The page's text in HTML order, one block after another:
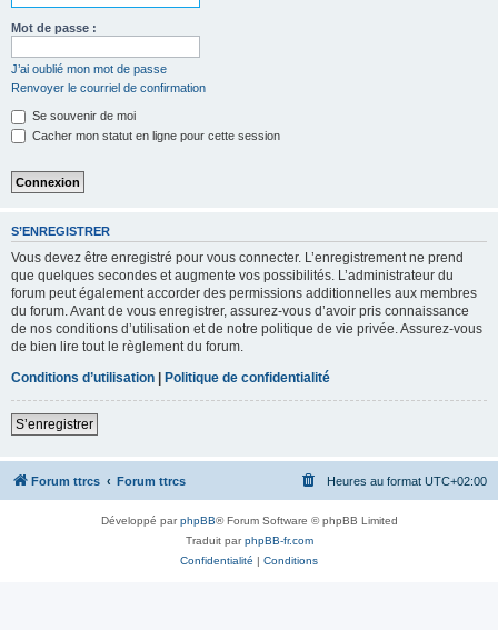
Mot de passe :
J’ai oublié mon mot de passe
Renvoyer le courriel de confirmation
Se souvenir de moi
Cacher mon statut en ligne pour cette session
S’ENREGISTRER
Vous devez être enregistré pour vous connecter. L’enregistrement ne prend
que quelques secondes et augmente vos possibilités. L’administrateur du
forum peut également accorder des permissions additionnelles aux membres
du forum. Avant de vous enregistrer, assurez-vous d’avoir pris connaissance
de nos conditions d’utilisation et de notre politique de vie privée. Assurez-vous
de bien lire tout le règlement du forum.
Conditions d’utilisation | Politique de confidentialité
S’enregistrer
Forum ttrcs Forum ttrcs Heures au format UTC+02:00
Développé parphpBB® Forum Software © phpBB Limited
Traduit parphpBB-fr.com
Confidentialité | Conditions